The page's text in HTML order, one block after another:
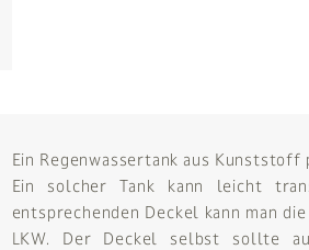
Ein Regenwassertank aus
Ein solcher Tank kann leicht
entsprechenden Deckel kann man
LKW. Der Deckel selbst sollte